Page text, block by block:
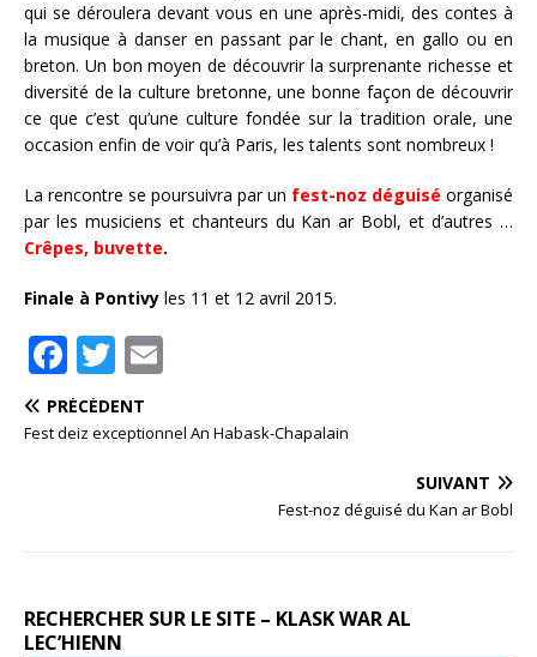
qui se déroulera devant vous en une après-midi, des contes à
la musique à danser en passant par le chant, en gallo ou en
breton. Un bon moyen de découvrir la surprenante richesse et
diversité de la culture bretonne, une bonne façon de découvrir
ce que c’est qu’une culture fondée sur la tradition orale, une
occasion enfin de voir qu’à Paris, les talents sont nombreux !
La rencontre se poursuivra par un fest-noz déguisé organisé
par les musiciens et chanteurs du Kan ar Bobl, et d’autres …
Crêpes, buvette.
Finale à Pontivy les 11 et 12 avril 2015.
F
a
c
k
T
w
it ai
PRÉCÉDENT
Fest deiz exceptionnel An Habask-Chapalain
SUIVANT
Fest-noz déguisé du Kan ar Bobl
RECHERCHER SUR LE SITE – KLASK WAR AL
LEC’HIENN